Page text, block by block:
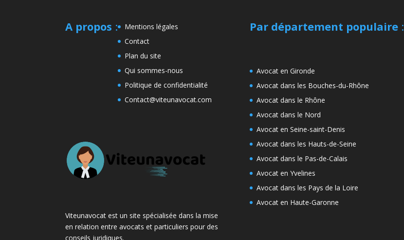
A propos :
Mentions légales
Contact
Plan du site
Qui sommes-nous
Politique de confidentialité
Contact@viteunavocat.com
Viteunavocat est un site spécialisée dans la mise
en relation entre avocats et particuliers pour des
conseils juridiques.
Par département populaire:
Avocat en Gironde
Avocat dans les Bouches-du-Rhône
Avocat dans le Rhône
Avocat dans le Nord
Avocat en Seine-saint-Denis
Avocat dans les Hauts-de-Seine
Avocat dans le Pas-de-Calais
Avocat en Yvelines
Avocat dans les Pays de la Loire
Avocat en Haute-Garonne